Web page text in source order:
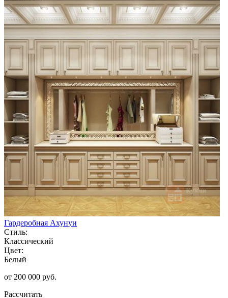
Гардеробная Ахунуи
Стиль:
Классический
Цвет:
Белый
от 200 000 руб.
Рассчитать